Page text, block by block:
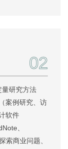
02
案例研究、访
软件
索商业问题、